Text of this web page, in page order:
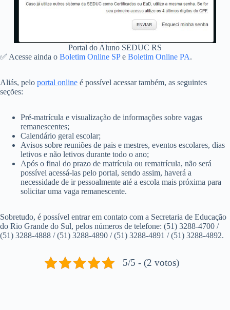
Portal do Aluno SEDUC RS
✅ Acesse ainda o Boletim Online SPe Boletim Online PA.
Aliás, pelo portal online é possível acessar também, as seguintes
seções:
Pré-matrícula e visualização de informações sobre vagas
remanescentes;
Calendário geral escolar;
Avisos sobre reuniões de pais e mestres, eventos escolares, dias
letivos e não letivos durante todo o ano;
Após o final do prazo de matrícula ou rematrícula, não será
possível acessá-las pelo portal, sendo assim, haverá a
necessidade de ir pessoalmente até a escola mais próxima para
solicitar uma vaga remanescente.
Sobretudo, é possível entrar em contato com a Secretaria de Educação
do Rio Grande do Sul, pelos números de telefone: (51) 3288-4700 /
(51) 3288-4888 / (51) 3288-4890 / (51) 3288-4891 / (51) 3288-4892.
5/5 - (2 votos)